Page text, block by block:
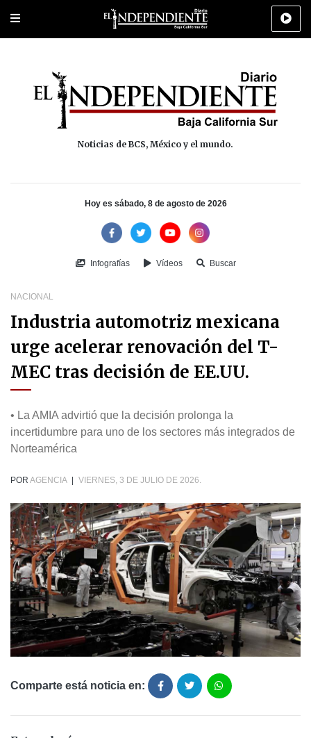
Portada Los Cabos Policiaca Deportes Cultura
Noticias de BCS, México y el mundo.
Hoy es sábado, 8 de agosto de 2026
Infografías Vídeos Buscar
NACIONAL
Industria automotriz mexicana
urge acelerar renovación del T-
MEC tras decisión de EE.UU.
• La AMIA advirtió que la decisión prolonga la
incertidumbre para uno de los sectores más integrados de
Norteamérica
POR AGENCIA VIERNES, 3 DE JULIO DE 2026.
Comparte está noticia en: